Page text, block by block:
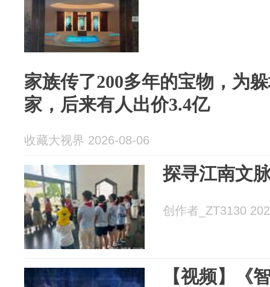
家族传了200多年的宝物，为
家，后来有人出价3.4亿
收藏大视界 2026-08-06
探寻江南文
创作者_ZT3130
【视频】《